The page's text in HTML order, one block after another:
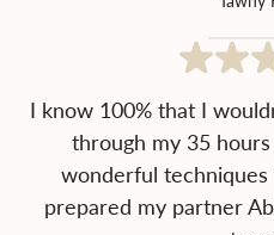
I know 100% that I
through my 35
wonderful
prepared my partner